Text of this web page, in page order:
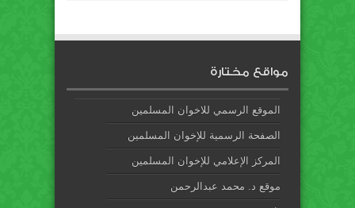
مواقع مختارة
الموقع الرسمي للاخوان المسلمين
الصفحة الرسمية للإخوان المسلمين
المركز الإعلامي للإخوان المسلمين
موقع د. محمد عبدالرحمن